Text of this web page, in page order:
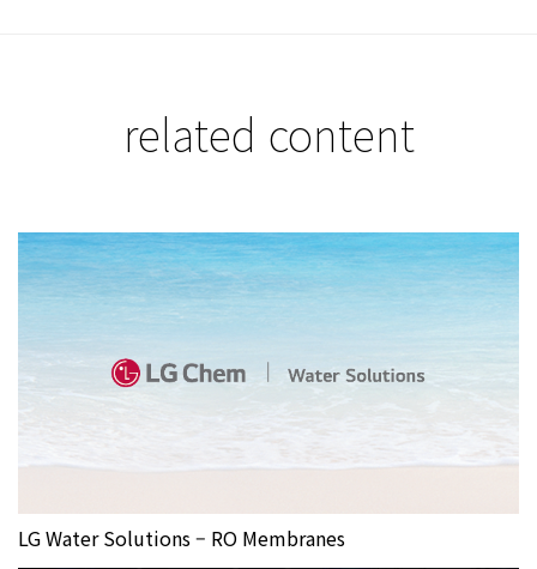
related content
LG Water Solutions – RO Membranes